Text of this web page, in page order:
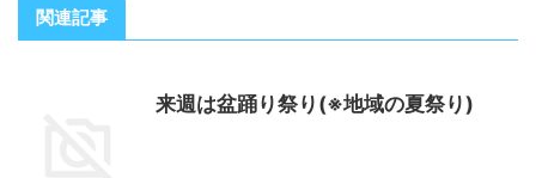
関連記事
来週は盆踊り祭り(※地域の夏祭り)